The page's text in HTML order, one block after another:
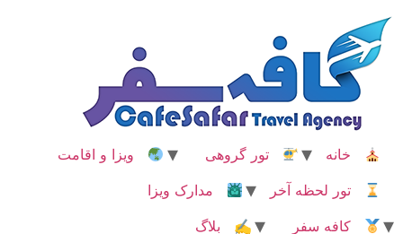
محتوا
خانه تور گروهی
ویزا و اقامت
تور لحظه آخر
مدارک ویزا
کافه سفر
✍ بلاگ